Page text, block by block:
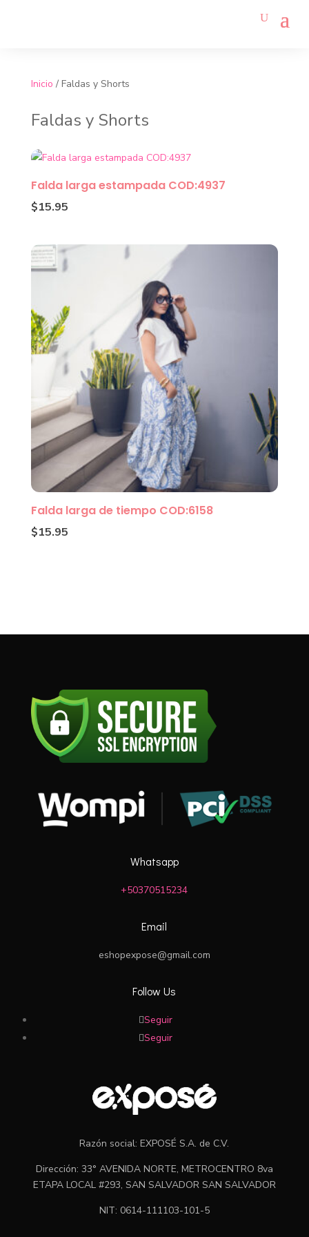
Inicio / Faldas y Shorts
Faldas y Shorts
Falda larga estampada COD:4937
$15.95
Falda larga de tiempo COD:6158
$15.95
Whatsapp
+50370515234
Email
eshopexpose@gmail.com
Follow Us
Seguir
Seguir
Razón social: EXPOSÉ S.A. de C.V.
Dirección: 33° AVENIDA NORTE, METROCENTRO 8va
ETAPA LOCAL #293, SAN SALVADOR SAN SALVADOR
NIT: 0614-111103-101-5